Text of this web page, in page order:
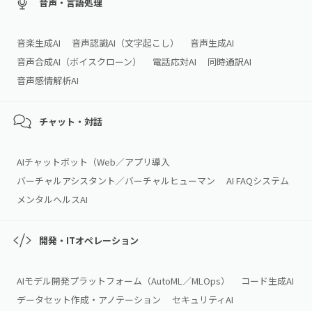
音楽生成AI 音声認識AI（文字起こし）
音声生成AI
音声合成AI（ボイスクローン）
電話応対AI
同時通訳AI
音声感情解析AI
チャット・対話
AIチャットボット（Web／アプリ導入
バーチャルアシスタント／バーチャルヒューマン
AI FAQシステム
メンタルヘルスAI
開発・ITオペレーション
AIモデル開発プラットフォーム（AutoML／MLOps）
コード生成AI
データセット作成・アノテーション
セキュリティAI